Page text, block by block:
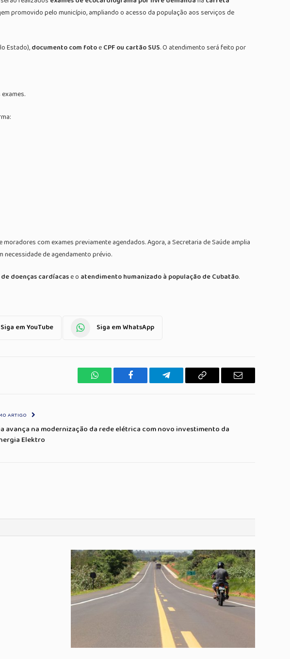
promovido pelo município, ampliando o acesso da população aos serviços de
Estado),documento com fotoeCPF ou cartão SUS. O atendimento será feito por
moradores com exames previamente agendados. Agora, a Secretaria de Saúde amplia
necessidade de agendamento prévio.
doenças cardíacase o atendimento humanizado à população de Cubatão.
Siga em YouTube Siga em WhatsApp
WhatsAppFacebook TelegramaCopiar
E-
ARTIGO
avança na modernização da rede elétrica com novo investimento da
Elektro